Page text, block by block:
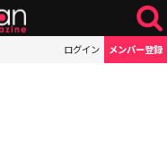
ログイン メンバー登録